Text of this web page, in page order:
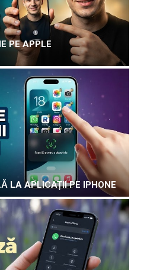
PE APPLE
LA APLICAȚII PE IPHONE